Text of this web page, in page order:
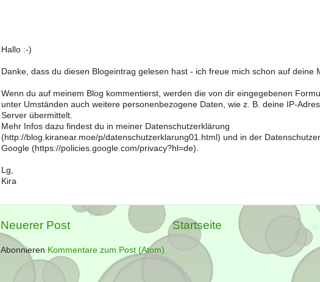
Hallo :-)
Danke, dass du diesen Blogeintrag gelesen hast - ich freue mich schon auf deine
Wenn du auf meinem Blog kommentierst, werden die von dir eingegebenen
unter Umständen auch weitere personenbezogene Daten, wie z. B. deine IP-
Server übermittelt.
Mehr Infos dazu findest du in meiner Datenschutzerklärung
(http://blog.kiranear.moe/p/datenschutzerklarung01.html) und in der
Google (https://policies.google.com/privacy?hl=de).
Lg,
Kira
Neuerer Post Startseite
Abonnieren Kommentare zum Post (Atom)